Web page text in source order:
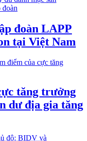
đoàn LAPP
tại Việt Nam
tăng trưởng
dư địa gia tăng